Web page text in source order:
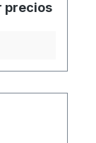
precios